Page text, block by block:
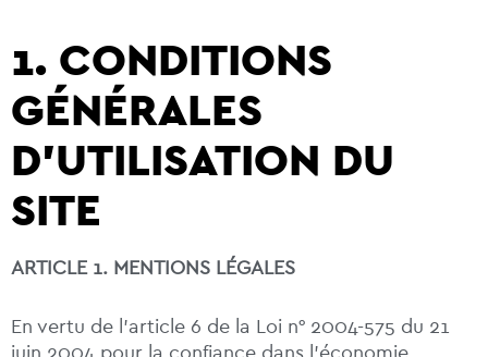
1. CONDITIONS
GÉNÉRALES
D’UTILISATION DU
SITE
ARTICLE 1. MENTIONS LÉGALES
En vertu de l’article 6 de la Loi n° 2004-575 du 21